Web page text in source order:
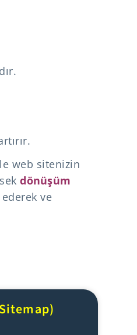
web sitenizin
dönüşüm
ve